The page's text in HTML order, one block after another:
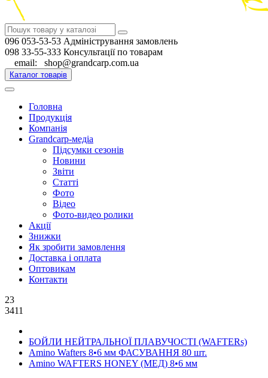
096 053-53-53 Адміністрування замовлень
098 33-55-333 Консультації по товарам
email: shop@grandcarp.com.ua
Каталог товарів
Головна
Продукція
Компанія
Grandcarp-медіа
Підсумки сезонів
Новини
Звіти
Статті
Фото
Відео
Фото-видео ролики
Акції
Знижки
Як зробити замовлення
Доставка і оплата
Оптовикам
Контакти
23
3411
БОЙЛИ НЕЙТРАЛЬНОÏ ПЛАВУЧОСТI (WAFTERs)
Amino Wafters 8•6 мм ФАСУВАННЯ 80 шт.
Amino WAFTERS HONEY (МЕД) 8•6 мм